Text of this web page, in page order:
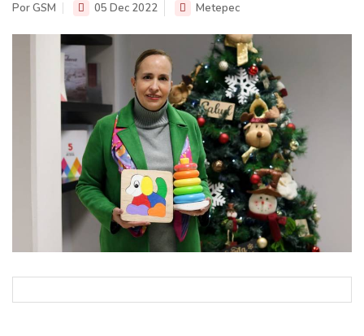
Por GSM 05 Dec 2022 Metepec